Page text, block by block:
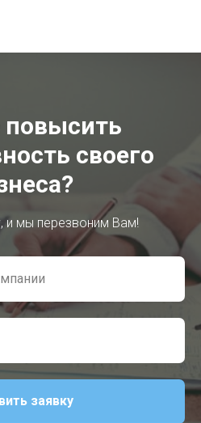
повысить
своего
и мы перезвоним Вам!
заявку